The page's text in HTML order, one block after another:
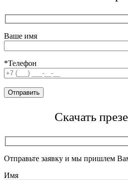
Ваше имя
*Телефон
Скачать
Отправьте заявку и мы пришлем
Имя